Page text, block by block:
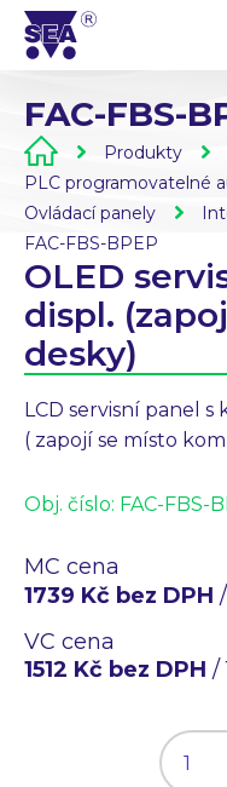
PRODUKTY
GSM
PLC
Zakázková
SLUŽBY
Vývoj
PLC
ŘEŠENÍ
O FIRMĚ
KONTAKT
Přihlášení
FAC-FBS-
Produkty
PLC programovatelné
Ovládací panely
FAC-FBS-BPEP
OLED
displ.
desky)
LCD servisní panel s
( zapojí se místo
Obj. číslo: FAC-FBS-
MC cena
1739 Kč bez DPH
VC cena
1512 Kč bez DPH /